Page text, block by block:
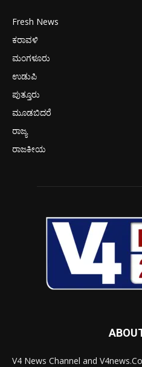
Fresh News
ಕರಾವಳಿ
ಮಂಗಳೂರು
ಉಡುಪಿ
ಪುತ್ತೂರು
ಮೂಡಬಿದರೆ
ರಾಜ್ಯ
ರಾಜಕೀಯ
V4 News Channel and